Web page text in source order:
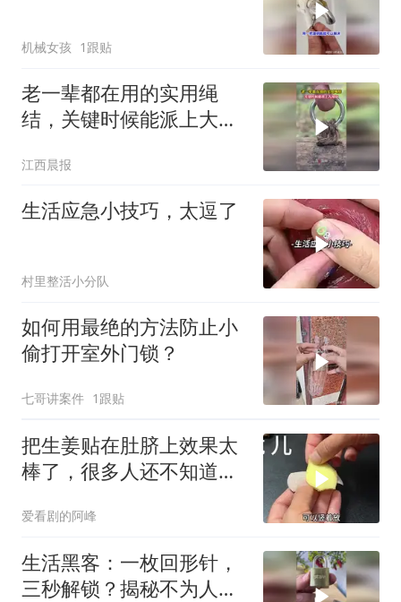
机械女孩 1跟贴
老一辈都在用的实用绳
结，关键时候能派上大用
江西晨报
生活应急小技巧，太逗了
村里整活小分队
如何用最绝的方法防止小
偷打开室外门锁？
七哥讲案件 1跟贴
把生姜贴在肚脐上效果太
棒了，很多人还不知道，
爱看剧的阿峰
生活黑客：一枚回形针，
三秒解锁？揭秘不为人知